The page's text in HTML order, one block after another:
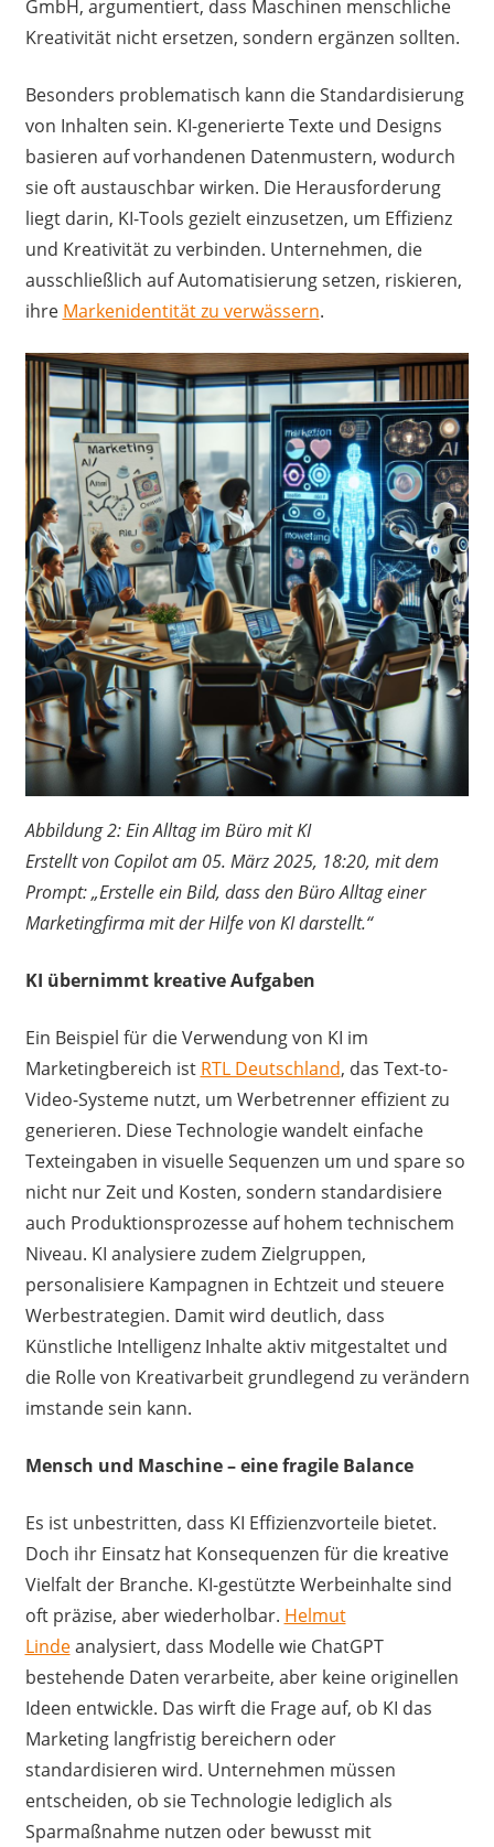
GmbH, argumentiert, dass Maschinen menschliche
Kreativität nicht ersetzen, sondern ergänzen sollten.
Besonders problematisch kann die Standardisierung
von Inhalten sein. KI-generierte Texte und Designs
basieren auf vorhandenen Datenmustern, wodurch
sie oft austauschbar wirken. Die Herausforderung
liegt darin, KI-Tools gezielt einzusetzen, um Effizienz
und Kreativität zu verbinden. Unternehmen, die
ausschließlich auf Automatisierung setzen, riskieren,
ihre Markenidentität zu verwässern.
Abbildung 2: Ein Alltag im Büro mit KI
Erstellt von Copilot am 05. März 2025, 18:20, mit dem
Prompt: „Erstelle ein Bild, dass den Büro Alltag einer
Marketingfirma mit der Hilfe von KI darstellt.“
KI übernimmt kreative Aufgaben
Ein Beispiel für die Verwendung von KI im
Marketingbereich ist RTL Deutschland, das Text-to-
Video-Systeme nutzt, um Werbetrenner effizient zu
generieren. Diese Technologie wandelt einfache
Texteingaben in visuelle Sequenzen um und spare so
nicht nur Zeit und Kosten, sondern standardisiere
auch Produktionsprozesse auf hohem technischem
Niveau. KI analysiere zudem Zielgruppen,
personalisiere Kampagnen in Echtzeit und steuere
Werbestrategien. Damit wird deutlich, dass
Künstliche Intelligenz Inhalte aktiv mitgestaltet und
die Rolle von Kreativarbeit grundlegend zu verändern
imstande sein kann.
Mensch und Maschine – eine fragile Balance
Es ist unbestritten, dass KI Effizienzvorteile bietet.
Doch ihr Einsatz hat Konsequenzen für die kreative
Vielfalt der Branche. KI-gestützte Werbeinhalte sind
oft präzise, aber wiederholbar. Helmut
Lindeanalysiert, dass Modelle wie ChatGPT
bestehende Daten verarbeite, aber keine originellen
Ideen entwickle. Das wirft die Frage auf, ob KI das
Marketing langfristig bereichern oder
standardisieren wird. Unternehmen müssen
entscheiden, ob sie Technologie lediglich als
Sparmaßnahme nutzen oder bewusst mit